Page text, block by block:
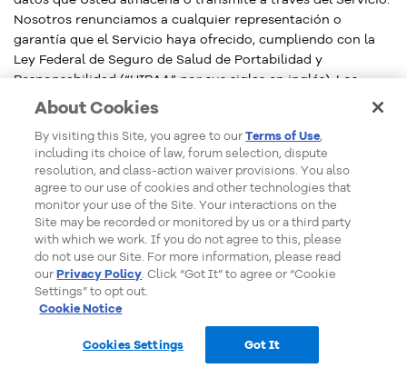
Ventas en línea
Nosotros renunciamos a cualquier representación o
garantía que el Servicio haya ofrecido, cumpliendo con la
Ley Federal de Seguro de Salud de Portabilidad y
Responsabilidad (“HIPAA” por sus siglas en inglés). Los
clientes que requieren el almacenamiento seguro de
“información de salud protegida” tal como se define bajo
HIPPA tienen expresamente prohibido el uso del Servicio
para tal efecto. Almacenar y permitir el acceso a
“información protegida de salud” es una violación de este
Acuerdo y fundamenta la terminación inmediata de la
cuenta. Nosotros no firmamos “Acuerdos de Negocios
Asociados” y Usted está de acuerdo en que HostGator no es
un Socio o subcontratista o agente suyo en virtud de
HIPAA. Si Usted tiene alguna pregunta respecto a la
seguridad de sus datos, deberá contactarnos por Ticket.
Compatibilidad con los Servicios
About Cookies
By visiting this Site, you agree to ourTerms of Use,
including its choice of law, forum selection, dispute
resolution, and class-action waiver provisions. You also
agree to our use of cookies and other technologies that
monitor your use of the Site. Your interactions on the
Site may be recorded or monitored by us or a third party
with which we work. If you do not agree to this, please
do not use our Site. For more information, please read
ourPrivacy Policy . Click “Got It” to agree or “Cookie
Settings” to opt out.
Cookie Notice
Cookies Settings Got It